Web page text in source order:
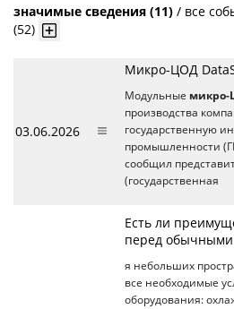
значимые сведения (11) / все
(52)
03.06.2026
Микро-ЦОД
Модульные
производства
государственную
промышленности
сообщил
(государственная
Есть ли
перед обычными
я небольших
все необходимые
оборудования: